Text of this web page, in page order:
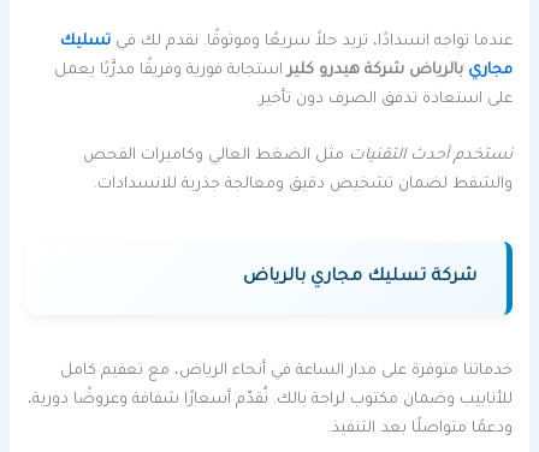
عندما تواجه انسدادًا، تريد حلاً سريعًا وموثوقًا. نقدم لك فيتسليك
مجاري بالرياض شركة هيدرو كلير استجابة فورية وفريقًا مدرَّبًا يعمل
على استعادة تدفق الصرف دون تأخير.
نستخدم أحدث التقنيات مثل الضغط العالي وكاميرات الفحص
والشفط لضمان تشخيص دقيق ومعالجة جذرية للانسدادات.
شركة تسليك مجاري بالرياض
خدماتنا متوفرة على مدار الساعة في أنحاء الرياض، مع تعقيم كامل
للأنابيب وضمان مكتوب لراحة بالك. نُقدّم أسعارًا شفافة وعروضًا دورية،
ودعمًا متواصلًا بعد التنفيذ.